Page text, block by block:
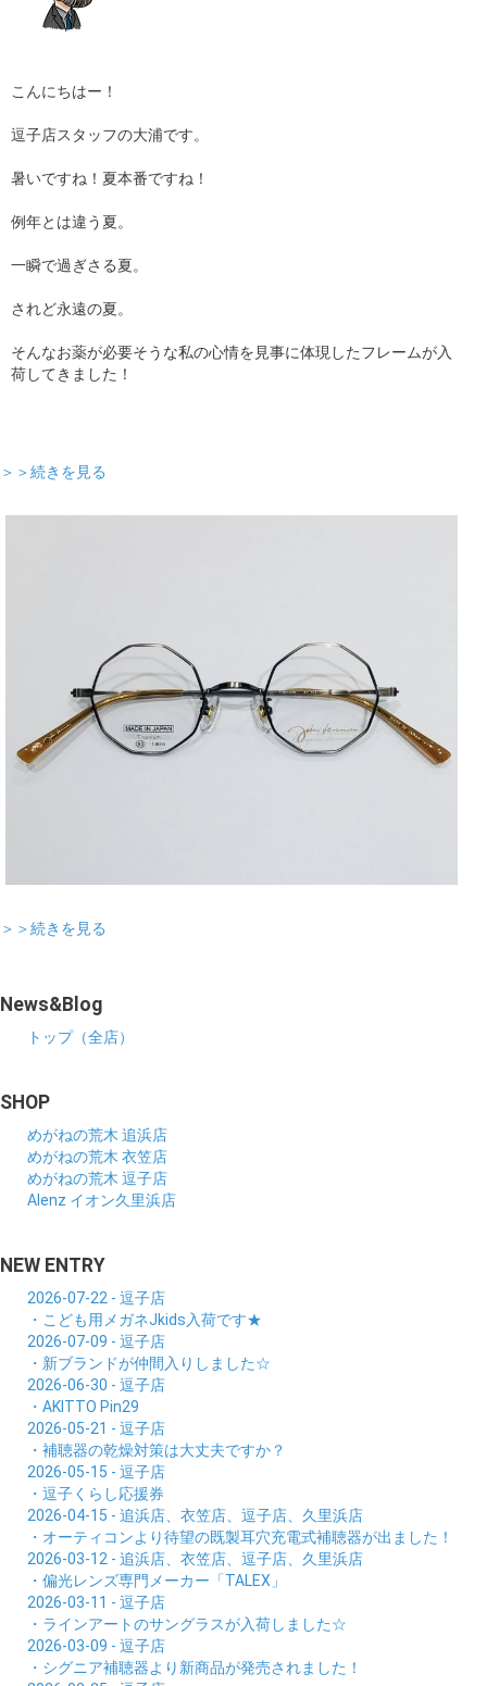
こんにちはー！
逗子店スタッフの大浦です。
暑いですね！夏本番ですね！
例年とは違う夏。
一瞬で過ぎさる夏。
されど永遠の夏。
そんなお薬が必要そうな私の心情を見事に体現したフレームが入
荷してきました！
＞＞続きを見る
＞＞続きを見る
News&Blog
トップ（全店）
SHOP
めがねの荒木 追浜店
めがねの荒木 衣笠店
めがねの荒木 逗子店
Alenz イオン久里浜店
NEW ENTRY
2026-07-22 - 逗子店
・こども用メガネJkids入荷です★
2026-07-09 - 逗子店
・新ブランドが仲間入りしました☆
2026-06-30 - 逗子店
・AKITTO Pin29
2026-05-21 - 逗子店
・補聴器の乾燥対策は大丈夫ですか？
2026-05-15 - 逗子店
・逗子くらし応援券
2026-04-15 - 追浜店、衣笠店、逗子店、久里浜店
・オーティコンより待望の既製耳穴充電式補聴器が出ました！
2026-03-12 - 追浜店、衣笠店、逗子店、久里浜店
・偏光レンズ専門メーカー「TALEX」
2026-03-11 - 逗子店
・ラインアートのサングラスが入荷しました☆
2026-03-09 - 逗子店
・シグニア補聴器より新商品が発売されました！